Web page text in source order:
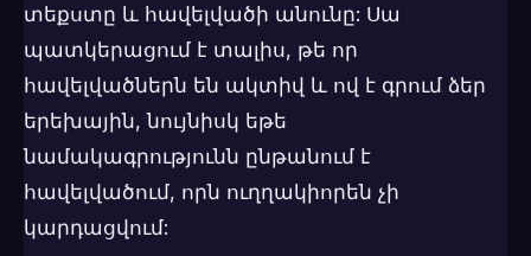
տեքստը և հավելվածի անունը: Սա
պատկերացում է տալիս, թե որ
հավելվածներն են ակտիվ և ով է գրում ձեր
երեխային, նույնիսկ եթե
նամակագրությունն ընթանում է
հավելվածում, որն ուղղակիորեն չի
կարդացվում: